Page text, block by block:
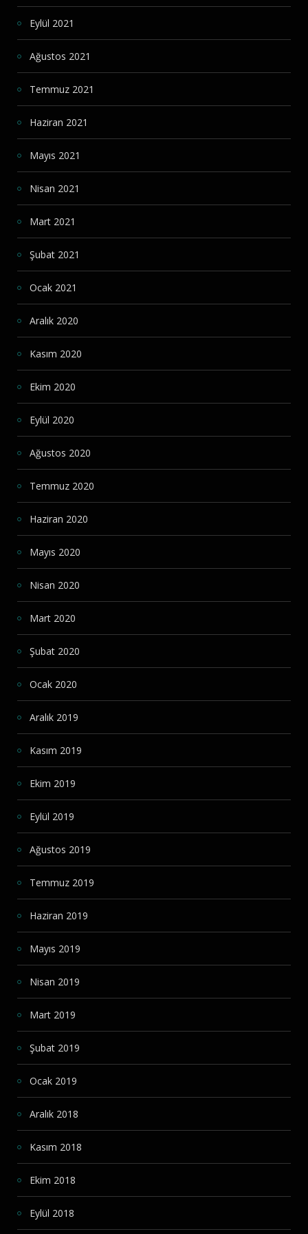
Eylül 2021
Ağustos 2021
Temmuz 2021
Haziran 2021
Mayıs 2021
Nisan 2021
Mart 2021
Şubat 2021
Ocak 2021
Aralık 2020
Kasım 2020
Ekim 2020
Eylül 2020
Ağustos 2020
Temmuz 2020
Haziran 2020
Mayıs 2020
Nisan 2020
Mart 2020
Şubat 2020
Ocak 2020
Aralık 2019
Kasım 2019
Ekim 2019
Eylül 2019
Ağustos 2019
Temmuz 2019
Haziran 2019
Mayıs 2019
Nisan 2019
Mart 2019
Şubat 2019
Ocak 2019
Aralık 2018
Kasım 2018
Ekim 2018
Eylül 2018